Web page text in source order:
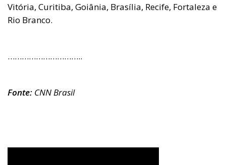
Vitória, Curitiba, Goiânia, Brasília, Recife, Fortaleza e
Rio Branco.
…………………………..
Fonte: CNN Brasil